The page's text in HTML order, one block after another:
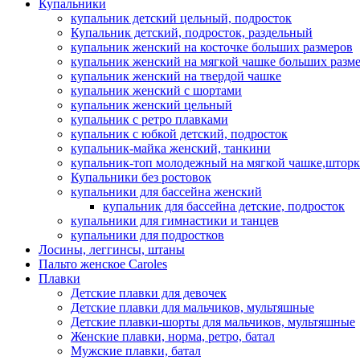
Купальники
купальник детский цельный, подросток
Купальник детский, подросток, раздельный
купальник женский на косточке больших размеров
купальник женский на мягкой чашке больших
купальник женский на твердой чашке
купальник женский с шортами
купальник женский цельный
купальник с ретро плавками
купальник с юбкой детский, подросток
купальник-майка женский, танкини
купальник-топ молодежный на мягкой
Купальники без ростовок
купальники для бассейна женский
купальник для бассейна детские, подросток
купальники для гимнастики и танцев
купальники для подростков
Лосины, леггинсы, штаны
Пальто женское Caroles
Плавки
Детские плавки для девочек
Детские плавки для мальчиков, мультяшные
Детские плавки-шорты для мальчиков, мультяшные
Женские плавки, норма, ретро, батал
Мужские плавки, батал